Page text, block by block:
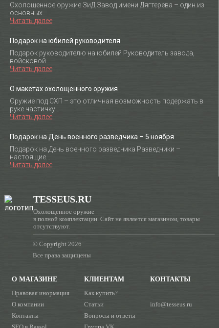
Охолощенное оружие ЗиД Завод имени Дягтерева – один из
основных…
Читать далее
Подарок на юбилей руководителя
Подарок руководителю на юбилей Руководитель завода,
войсковой…
Читать далее
О макетах охолощенного оружия
Оружие под СХП – это отличная возможность подержать в
руке частичку…
Читать далее
Подарок на День военного разведчика – 5 ноября
Подарок на День военного разведчика Разведчики –
настоящие…
Читать далее
TESSEUS.RU
Охолощенное оружие
в полной комплектации. Сайт не является магазином, товары
отсутствуют.
© Copyright 2026
Все права защищены
О МАГАЗИНЕ
Правовая инормация
О компании
Контакты
КЛИЕНТАМ
Как купить?
Статьи
Вопросы и ответы
КОНТАКТЫ
info@tesseus.ru